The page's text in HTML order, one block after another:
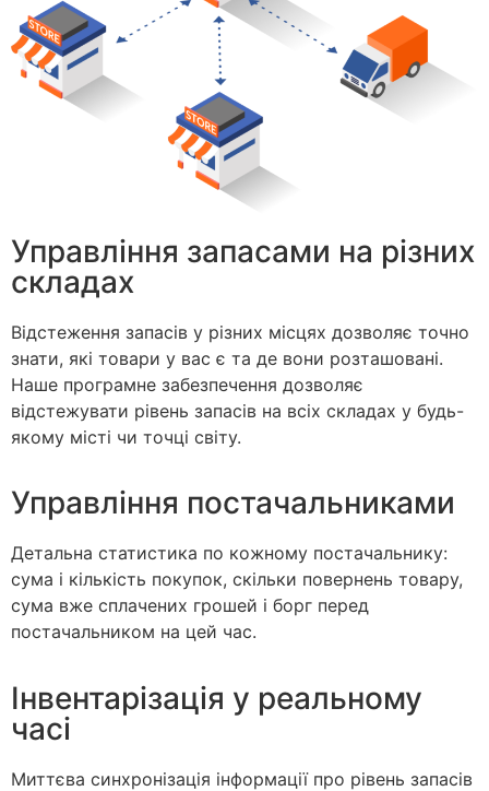
Управління запасами на різних
складах
Відстеження запасів у різних місцях дозволяє точно
знати, які товари у вас є та де вони розташовані.
Наше програмне забезпечення дозволяє
відстежувати рівень запасів на всіх складах у будь-
якому місті чи точці світу.
Управління постачальниками
Детальна статистика по кожному постачальнику:
сума і кількість покупок, скільки повернень товару,
сума вже сплачених грошей і борг перед
постачальником на цей час.
Інвентарізація у реальному
часі
Миттєва синхронізація інформації про рівень запасів